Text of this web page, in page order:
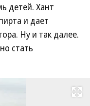
детей. Хант
и дает
Ну и так далее.
стать
Развернуть